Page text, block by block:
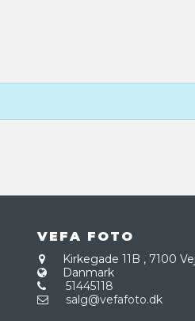
VEFA FOTO
Kirkegade 11B ,7100
Danmark
51445118
salg@vefafoto.dk